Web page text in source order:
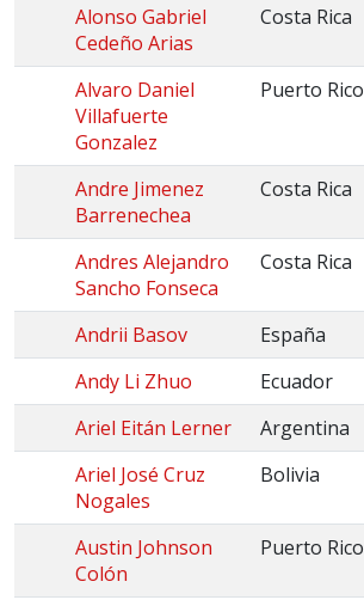
Alonso Gabriel
Cedeño Arias
Costa Rica
Alvaro Daniel
Villafuerte
Gonzalez
Puerto Rico
Andre Jimenez
Barrenechea
Costa Rica
Andres Alejandro
Sancho Fonseca
Costa Rica
Andrii Basov España
Andy Li Zhuo
Ecuador
Ariel Eitán Lerner
Argentina
Ariel José Cruz
Nogales
Bolivia
Austin Johnson
Colón
Puerto Rico